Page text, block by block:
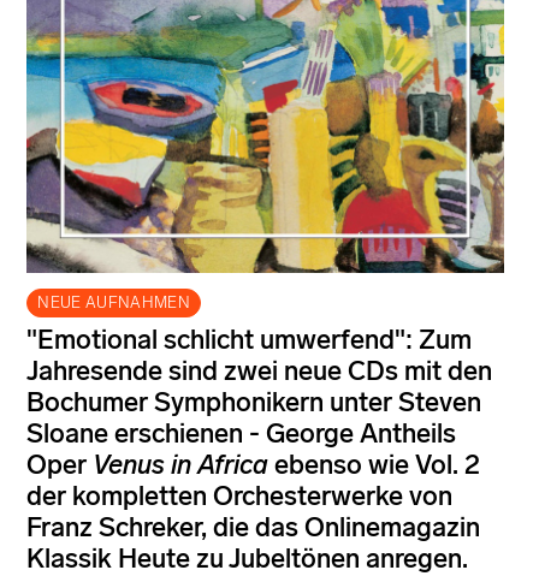
NEUE AUFNAHMEN
"Emotional schlicht umwerfend": Zum
Jahresende sind zwei neue CDs mit den
Bochumer Symphonikern unter Steven
Sloane erschienen - George Antheils
Oper Venus in Africaebenso wie Vol. 2
der kompletten Orchesterwerke von
Franz Schreker, die das Onlinemagazin
Klassik Heute zu Jubeltönen anregen.